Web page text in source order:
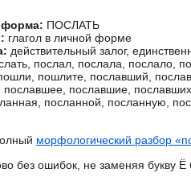
форма: ПОСЛАТЬ
глагол в личной форме
действительный залог,
послал, послала, послало,
пошлите, пославший,
пославшие,
посланной, посланную,
морфологический разбор
без ошибок, не заменяя букву